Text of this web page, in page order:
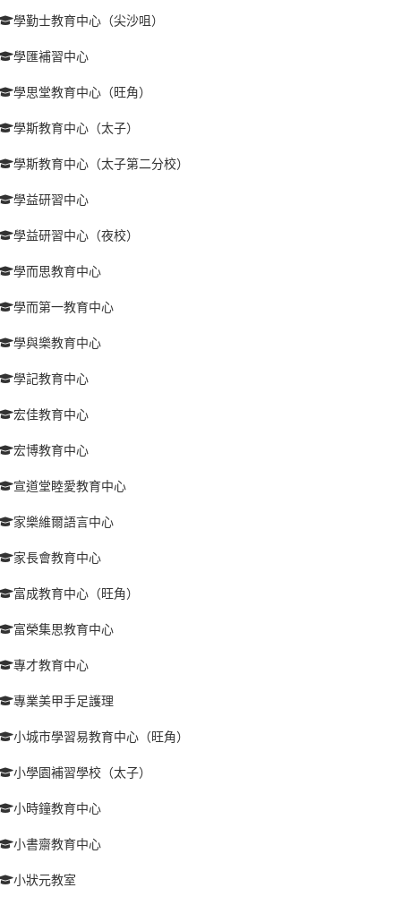
學勤士教育中心（尖沙咀）
學匯補習中心
學思堂教育中心（旺角）
學斯教育中心（太子）
學斯教育中心（太子第二分校）
學益研習中心
學益研習中心（夜校）
學而思教育中心
學而第一教育中心
學與樂教育中心
學記教育中心
宏佳教育中心
宏博教育中心
宣道堂睦愛教育中心
家樂維爾語言中心
家長會教育中心
富成教育中心（旺角）
富榮集思教育中心
專才教育中心
專業美甲手足護理
小城市學習易教育中心（旺角）
小學園補習學校（太子）
小時鐘教育中心
小書齋教育中心
小狀元教室